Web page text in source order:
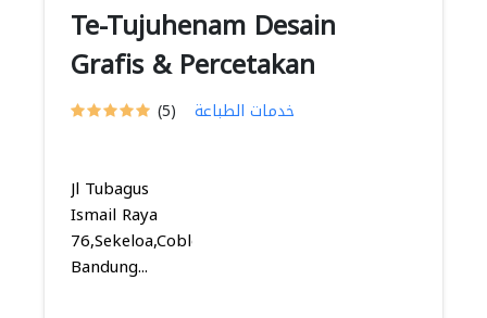
Te-Tujuhenam Desain
Grafis & Percetakan
(5) خدمات الطباعة
Jl Tubagus
Ismail Raya
76,Sekeloa,Coblong,
Bandung...